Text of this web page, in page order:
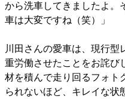
から洗車してきましたよ。
車は大変ですね（笑）」
川田さんの愛車は、現行型
重労働させたことをお詫び
材を積んで走り回るフォト
られないほど、キレイな状